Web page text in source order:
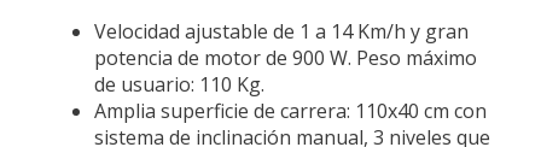
Velocidad ajustable de 1 a 14 Km/h y gran
potencia de motor de 900 W. Peso máximo
de usuario: 110 Kg.
Amplia superficie de carrera: 110x40 cm con
sistema de inclinación manual, 3 niveles que